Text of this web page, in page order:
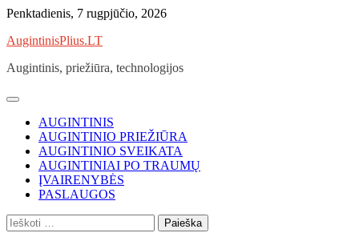
Skip
content
Penktadienis, 7 rugpjūčio, 2026
AugintinisPlius.LT
Augintinis, priežiūra, technologijos
AUGINTINIS
AUGINTINIO PRIEŽIŪRA
AUGINTINIO SVEIKATA
AUGINTINIAI PO TRAUMŲ
ĮVAIRENYBĖS
PASLAUGOS
Ieškoti: